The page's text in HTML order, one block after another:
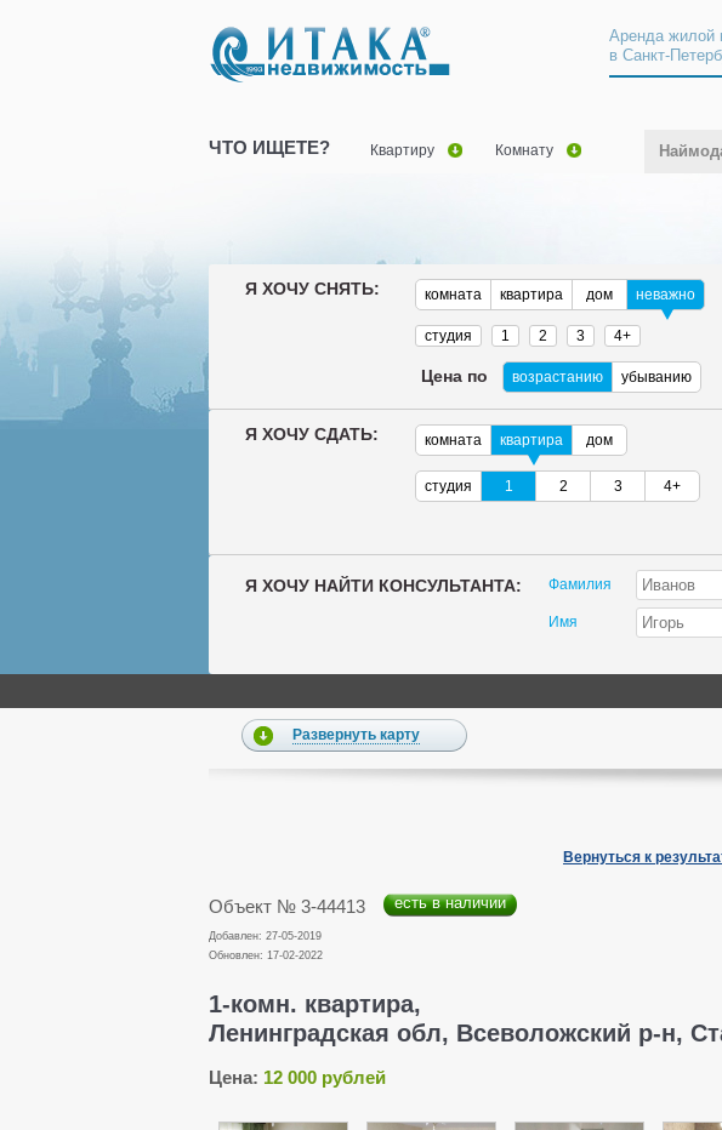
Аренда жилой
в Санкт-
ЧТО ИЩЕТЕ? Квартиру Комнату
Я ХОЧУ СНЯТЬ: комната квартира дом неважно
студия 1 2 3 4+
Цена по возрастанию убыванию
Я ХОЧУ СДАТЬ: комната квартира дом
студия 1 2 3 4+
Я ХОЧУ НАЙТИ КОНСУЛЬТАНТА: Фамилия
Имя
Развернуть карту
Вернуться к
Объект № 3-44413 есть в наличии
Добавлен: 27-05-2019
Обновлен: 17-02-2022
1-комн. квартира,
Ленинградская обл, Всеволожский р-н,
Цена: 12 000 рублей